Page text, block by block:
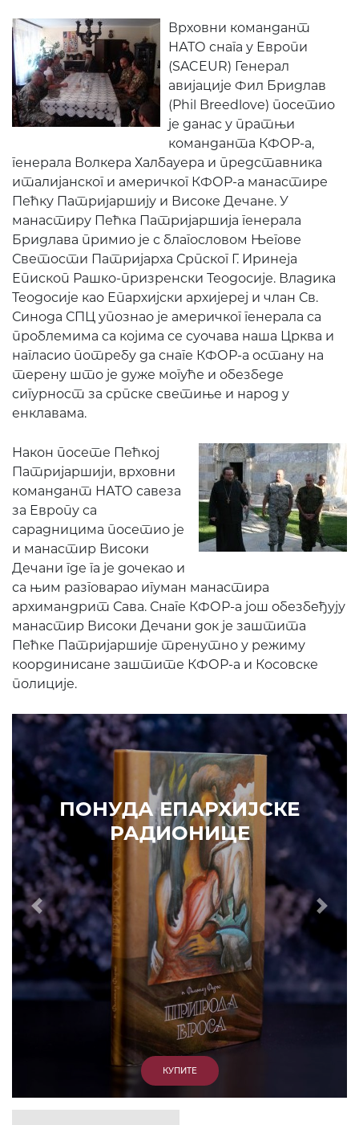
Врховни командант
НАТО снага у Европи
(SACEUR) Генерал
авијације Фил Бридлав
(Phil Breedlove) посетио
је данас у пратњи
команданта КФОР-а,
генерала Волкера Халбауера и представника
италијанског и америчког КФОР-а манастире
Пећку Патријаршију и Високе Дечане. У
манастиру Пећка Патријаршија генерала
Бридлава примио је с благословом Његове
Светости Патријарха Српског Г. Иринеја
Епископ Рашко-призренски Теодосије. Владика
Теодосије као Епархијски архијереј и члан Св.
Синода СПЦ упознао је америчког генерала са
проблемима са којима се суочава наша Црква и
нагласио потребу да снаге КФОР-а остану на
терену што је дуже могуће и обезбеде
сигурност за српске светиње и народ у
енклавама.
Након посете Пећкој
Патријаршији, врховни
командант НАТО савеза
за Европу са
сарадницима посетио је
и манастир Високи
Дечани где га је дочекао и
са њим разговарао игуман манастира
архимандрит Сава. Снаге КФОР-а још обезбеђују
манастир Високи Дечани док је заштита
Пећке Патријаршије тренутно у режиму
координисане заштите КФОР-а и Косовске
полиције.
ЕПАРХИЈСКЕ
РАДИОНИЦЕ
КУПИТЕ
Prethodni